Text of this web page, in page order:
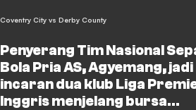
Coventry City vs Derby County
Penyerang Tim Nasional
Bola Pria AS, Agyemang, jadi
incaran dua klub Liga
Inggris menjelang bursa